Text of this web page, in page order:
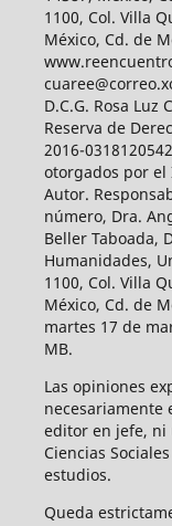
1100, Col. Villa
México, Cd. de
D.C.G. Rosa
Reserva de
2016-
otorgados por
Autor.
número, Dra.
Beller Taboada,
Humanidades,
1100, Col. Villa
México, Cd. de
martes 17 de
MB.
Las opiniones
necesariamente
editor en jefe, ni
Ciencias
estudios.
Queda